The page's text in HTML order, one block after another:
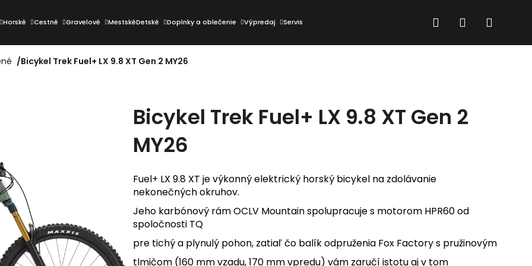
Horské Cestné Gravelové MestskéDetské Doplnky a oblečenie Výpredaj Servis HľadaťPrihlásenie
/Bicykel Trek Fuel+ LX 9.8 XT Gen 2 MY26
Bicykel Trek Fuel+ LX 9.8 XT Gen 2
MY26
Fuel+ LX 9.8 XT je výkonný elektrický horský bicykel na zdolávanie
nekonečných okruhov.
Jeho karbónový rám OCLV Mountain spolupracuje s motorom HPR60 od
spoločnosti TQ
pre tichý a plynulý pohon, zatiaľ čo balík odpruženia Fox Factory s pružinovým
tlmičom (160 mm vzadu, 170 mm vpredu) vám zaručí istotu aj v tom
Čo potrebujete nájsť?
HĽADAŤ
Nasledujúce